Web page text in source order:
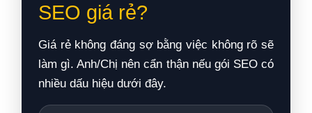
SEO giá rẻ?
Giá rẻ không đáng sợ bằng việc không rõ sẽ
làm gì. Anh/Chị nên cẩn thận nếu gói SEO có
nhiều dấu hiệu dưới đây.